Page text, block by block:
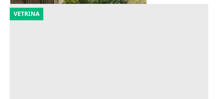
VETRINA